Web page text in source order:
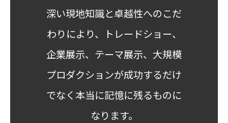
深い現地知識と卓越性へのこだ
わりにより、トレードショー、
企業展示、テーマ展示、大規模
プロダクションが成功するだけ
でなく本当に記憶に残るものに
なります。